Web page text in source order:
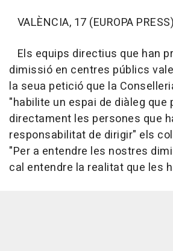
VALÈNCIA, 17 (EUROPA PRESS)
Els equips directius que han
dimissió en centres públics
la seua petició que la
"habilite un espai de diàleg
directament les persones que
responsabilitat de dirigir" els
"Per a entendre les nostres
cal entendre la realitat que les